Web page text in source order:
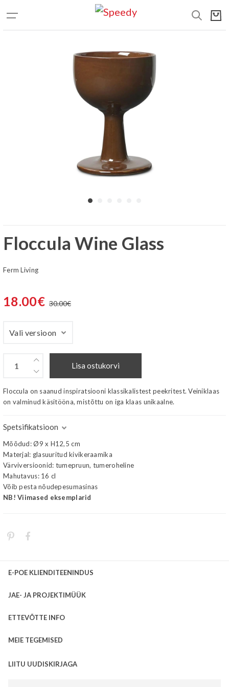
Floccula Wine Glass
Ferm Living
18.00€ 30.00€
Lisa ostukorvi
Floccula on saanud inspiratsiooni klassikalistest peekritest. Veiniklaas
on valminud käsitööna, mistõttu on iga klaas unikaalne.
Spetsifikatsioon
Mõõdud: Ø9 x H12,5 cm
Materjal: glasuuritud kivikeraamika
Värviversioonid: tumepruun, tumeroheline
Mahutavus: 16 cl
Võib pesta nõudepesumasinas
NB! Viimased eksemplarid
E-POE KLIENDITEENINDUS
JAE- JA PROJEKTIMÜÜK
ETTEVÕTTE INFO
MEIE TEGEMISED
LIITU UUDISKIRJAGA